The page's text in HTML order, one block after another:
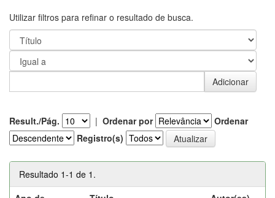
Utilizar filtros para refinar o resultado de busca.
Result./Pág. | Ordenar por
Ordenar
Registro(s)
Resultado 1-1 de 1.